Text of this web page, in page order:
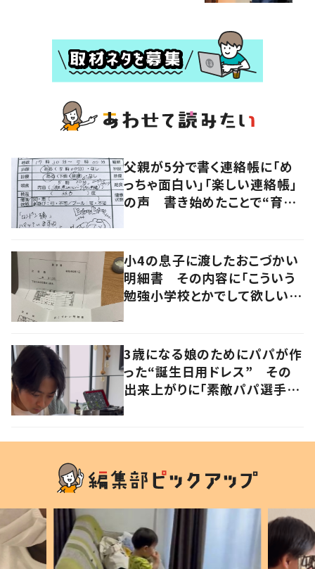
父親が5分で書く連絡帳に「め
っちゃ面白い」「楽しい連絡帳」
の声 書き始めたことで“育児
小4の息子に渡したおこづかい
明細書 その内容に「こういう
勉強小学校とかでして欲しい」
3歳になる娘のためにパパが作
った“誕生日用ドレス” その
出来上がりに「素敵パパ選手権